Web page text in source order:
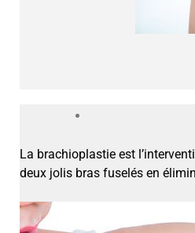
La brachioplastie est
deux jolis bras fuselés en